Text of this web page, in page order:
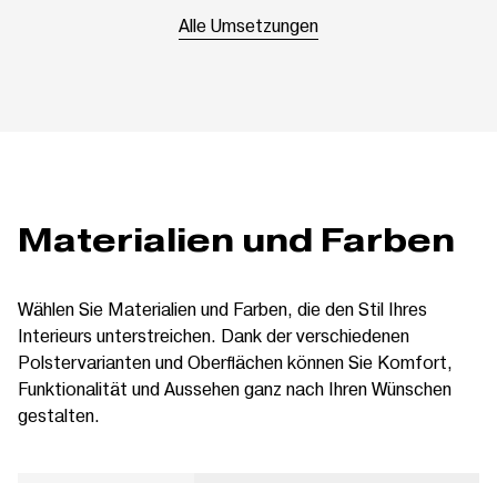
Alle Umsetzungen
Materialien und Farben
Wählen Sie Materialien und Farben, die den Stil Ihres
Interieurs unterstreichen. Dank der verschiedenen
Polstervarianten und Oberflächen können Sie Komfort,
Funktionalität und Aussehen ganz nach Ihren Wünschen
gestalten.